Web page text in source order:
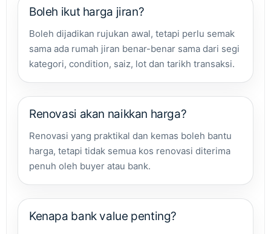
Boleh ikut harga jiran?
Boleh dijadikan rujukan awal, tetapi perlu semak
sama ada rumah jiran benar-benar sama dari segi
kategori, condition, saiz, lot dan tarikh transaksi.
Renovasi akan naikkan harga?
Renovasi yang praktikal dan kemas boleh bantu
harga, tetapi tidak semua kos renovasi diterima
penuh oleh buyer atau bank.
Kenapa bank value penting?